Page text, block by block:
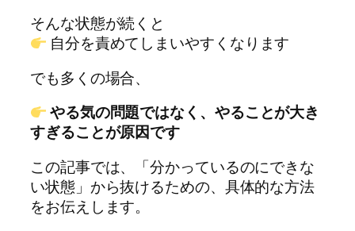
そんな状態が続くと
自分を責めてしまいやすくなります
でも多くの場合、
やる気の問題ではなく、やることが大き
すぎることが原因です
この記事では、「分かっているのにできな
い状態」から抜けるための、具体的な方法
をお伝えします。